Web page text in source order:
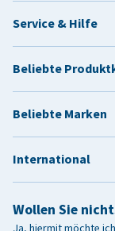
Wollen Sie
Service & Hilfe
Beliebte
Beliebte Marken
International